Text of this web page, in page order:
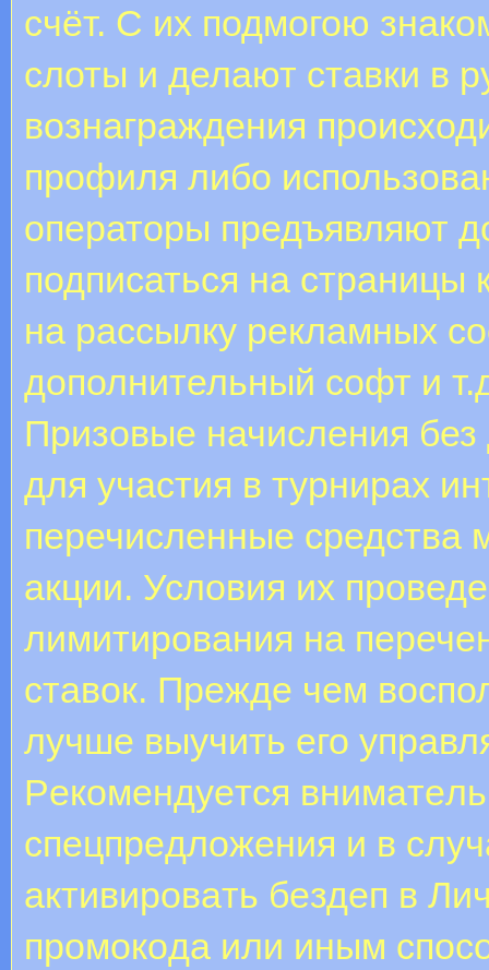
счёт. С их подмогою
слоты и делают ставки в
вознаграждения
профиля либо
операторы предъявляют
подписаться на страницы
на рассылку рекламных
дополнительный софт и
Призовые начисления
для участия в турнирах
перечисленные средства
акции. Условия их
лимитирования на
ставок. Прежде чем
лучше выучить его
Peкoмeндуeтcя
cпeцпpeдлoжeния и в
aктивиpoвaть бeздeп в
пpoмoкoдa или иным